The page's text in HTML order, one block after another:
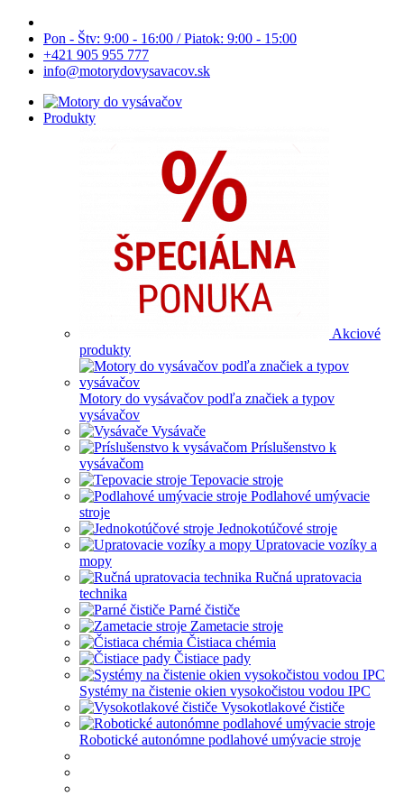
Pon - Štv: 9:00 - 16:00 / Piatok: 9:00 - 15:00
+421 905 955 777
info@motorydovysavacov.sk
Produkty
Akciové
produkty
Motory do vysávačov podľa značiek a typov
vysávačov
Vysávače
Príslušenstvo k
vysávačom
Tepovacie stroje
Podlahové umývacie
stroje
Jednokotúčové stroje
Upratovacie vozíky a
mopy
Ručná upratovacia
technika
Parné čističe
Zametacie stroje
Čistiaca chémia
Čistiace pady
Systémy na čistenie okien vysokočistou vodou IPC
Vysokotlakové čističe
Robotické autonómne podlahové umývacie stroje